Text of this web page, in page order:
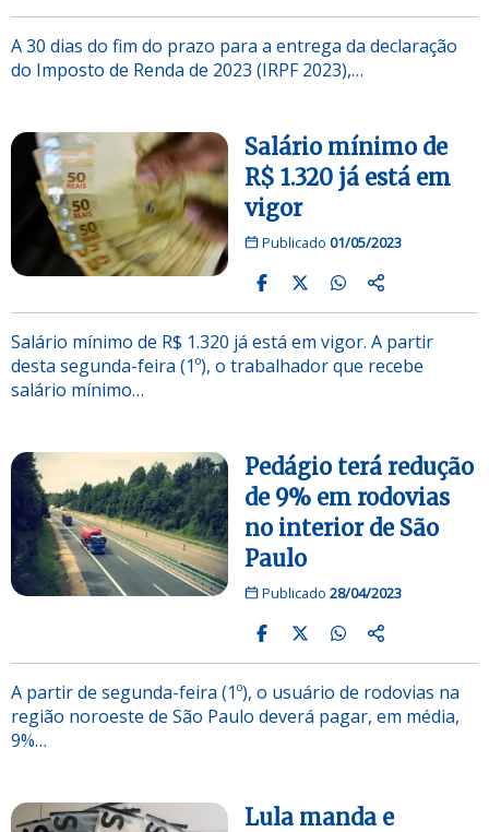
A 30 dias do fim do prazo para a entrega da declaração
do Imposto de Renda de 2023 (IRPF 2023),…
Salário mínimo de
R$ 1.320 já está em
vigor
Publicado 01/05/2023
Salário mínimo de R$ 1.320 já está em vigor. A partir
desta segunda-feira (1º), o trabalhador que recebe
salário mínimo…
Pedágio terá redução
de 9% em rodovias
no interior de São
Paulo
Publicado 28/04/2023
A partir de segunda-feira (1º), o usuário de rodovias na
região noroeste de São Paulo deverá pagar, em média,
9%…
Lula manda e